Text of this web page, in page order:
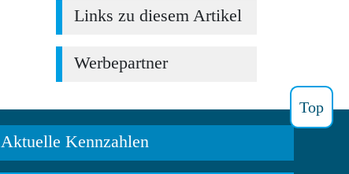
Links zu diesem Artikel
Werbepartner
Top
Aktuelle Kennzahlen